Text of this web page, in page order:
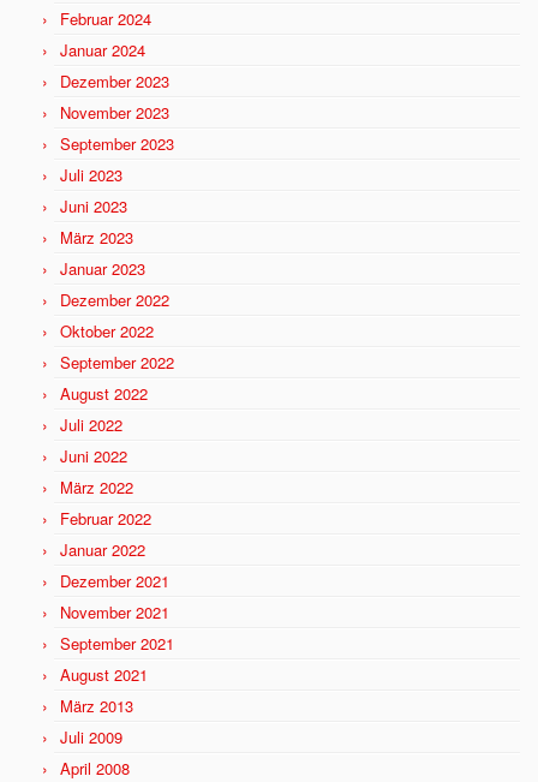
Februar 2024
Januar 2024
Dezember 2023
November 2023
September 2023
Juli 2023
Juni 2023
März 2023
Januar 2023
Dezember 2022
Oktober 2022
September 2022
August 2022
Juli 2022
Juni 2022
März 2022
Februar 2022
Januar 2022
Dezember 2021
November 2021
September 2021
August 2021
März 2013
Juli 2009
April 2008